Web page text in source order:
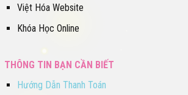
Việt Hóa Website
Khóa Học Online
THÔNG TIN BẠN CẦN BIẾT
Hướng Dẫn Thanh Toán